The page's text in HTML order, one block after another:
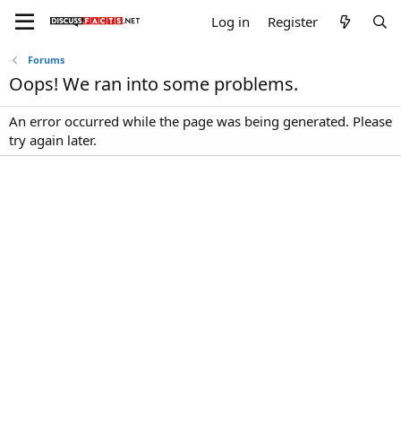
Log in Register
Forums
Oops! We ran into some problems.
An error occurred while the page was being generated. Please
try again later.